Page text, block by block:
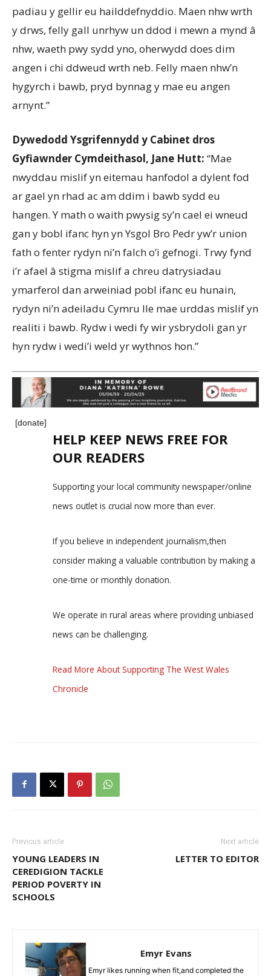
padiau y gellir eu hailddefnyddio. Maen nhw wrth
y drws, felly gall unrhyw un ddod i mewn a mynd â
nhw, waeth pwy sydd yno, oherwydd does dim
angen i chi ddweud wrth neb. Felly maen nhw’n
hygyrch i bawb, pryd bynnag y mae eu angen
arnynt.”
Dywedodd Ysgrifennydd y Cabinet dros
Gyfiawnder Cymdeithasol, Jane Hutt: “Mae
nwyddau mislif yn eitemau hanfodol a dylent fod
ar gael yn rhad ac am ddim i bawb sydd eu
hangen. Y math o waith pwysig sy’n cael ei wneud
gan y bobl ifanc hyn yn Ysgol Bro Pedr yw’r union
fath o fenter rydyn ni’n falch o’i gefnogi. Trwy fynd
i’r afael â stigma mislif a chreu datrysiadau
ymarferol dan arweiniad pobl ifanc eu hunain,
rydyn ni’n adeiladu Cymru lle mae urddas mislif yn
realiti i bawb. Rydw i wedi fy wir ysbrydoli gan yr
hyn rydw i wedi’i weld yr wythnos hon.”
[donate]
HELP KEEP NEWS FREE FOR
OUR READERS
Supporting your local community newspaper/online
news outlet is crucial now more than ever.
If you believe in independent journalism,then
consider making a valuable contribution by making a
one-time or monthly donation.
We operate in rural areas where providing unbiased
news can be challenging.
Read More About Supporting The West Wales
Chronicle
Previous article
YOUNG LEADERS IN
CEREDIGION TACKLE
PERIOD POVERTY IN
SCHOOLS
Next article
LETTER TO EDITOR
Emyr Evans
Emyr likes running when fit,and completed the